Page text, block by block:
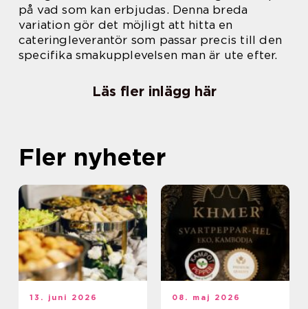
på vad som kan erbjudas. Denna breda
variation gör det möjligt att hitta en
cateringleverantör som passar precis till den
specifika smakupplevelsen man är ute efter.
Läs fler inlägg här
Fler nyheter
13. juni 2026 08. maj 2026